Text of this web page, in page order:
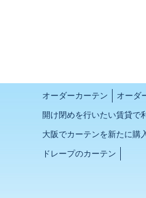
オーダーカーテン オーダ
開け閉めを行いたい賃貸で
大阪でカーテンを新たに購
ドレープのカーテン